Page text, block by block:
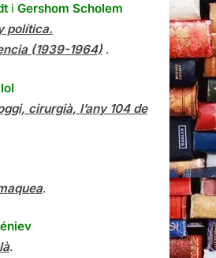
i Gershom Scholem
política.
(1939-1964) .
cirurgià, l’any 104 de
.
.